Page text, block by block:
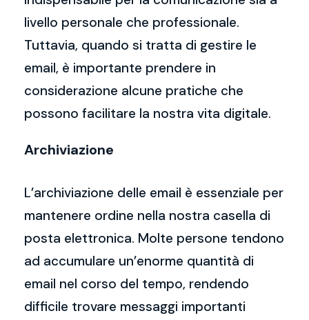
livello personale che professionale.
Tuttavia, quando si tratta di gestire le
email, è importante prendere in
considerazione alcune pratiche che
possono facilitare la nostra vita digitale.
Archiviazione
L’archiviazione delle email è essenziale per
mantenere ordine nella nostra casella di
posta elettronica. Molte persone tendono
ad accumulare un’enorme quantità di
email nel corso del tempo, rendendo
difficile trovare messaggi importanti